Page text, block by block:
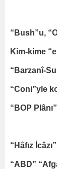
“Bush”u,
Kim-kime
“Barzanî-
“Coni”yle
“BOP
“Hâfız
“ABD”